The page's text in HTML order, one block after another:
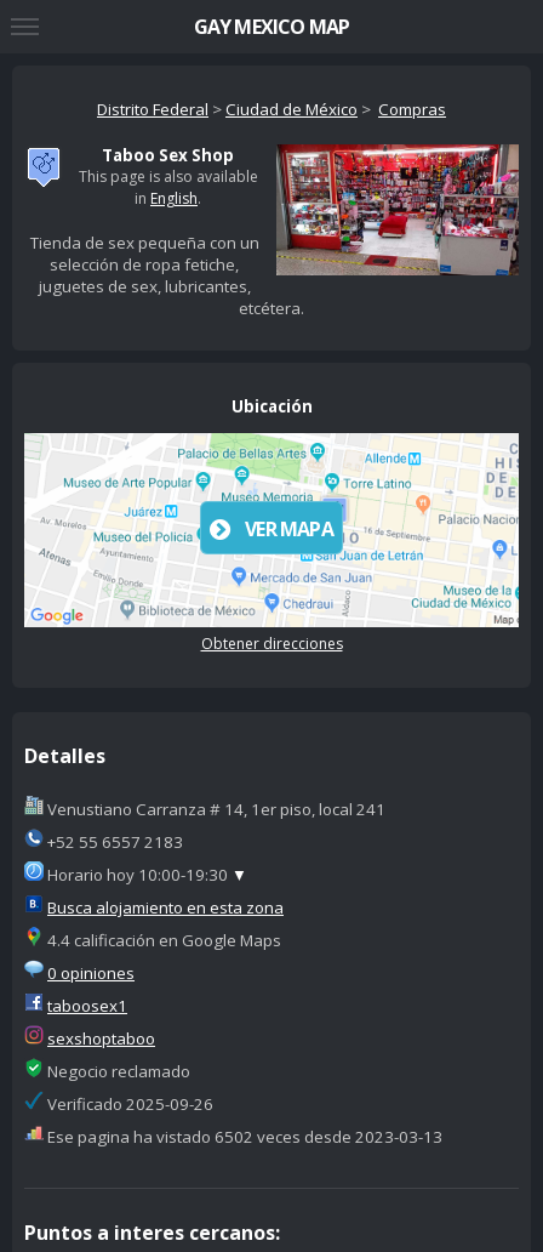
Distrito Federal >Ciudad de México > Compras
Taboo Sex Shop
This page is also available
in English.
Tienda de sex pequeña con un
selección de ropa fetiche,
juguetes de sex, lubricantes,
etcétera.
Ubicación
VER MAPA
Obtener direcciones
Detalles
Venustiano Carranza # 14, 1er piso, local 241
+52 55 6557 2183
Horario hoy 10:00-19:30 ▼
Busca alojamiento en esta zona
4.4 calificación en Google Maps
0 opiniones
taboosex1
sexshoptaboo
Negocio reclamado
Verificado 2025-09-26
Ese pagina ha vistado 6502 veces desde 2023-03-13
Puntos a interes cercanos:
GAY MEXICO MAP